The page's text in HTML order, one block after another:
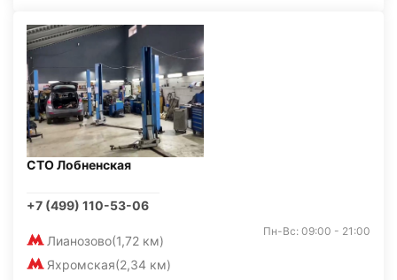
СТО Лобненская
+7 (499) 110-53-06
Лианозово(1,72 км)
Яхромская(2,34 км)
Пн-Вс: 09:00 - 21:00